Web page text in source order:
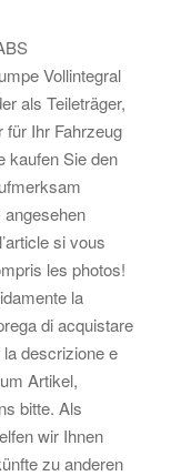
Vollintegral
als Teileträger,
für Ihr Fahrzeug
kaufen Sie den
si vous
les photos!
la
di acquistare
la descrizione e
Artikel,
bitte. Als
wir Ihnen
zu anderen